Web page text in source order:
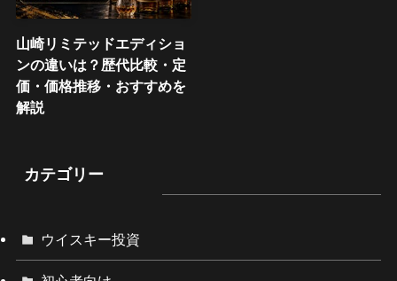
山崎リミテッドエディショ
ンの違いは？歴代比較・定
価・価格推移・おすすめを
解説
カテゴリー
ウイスキー投資